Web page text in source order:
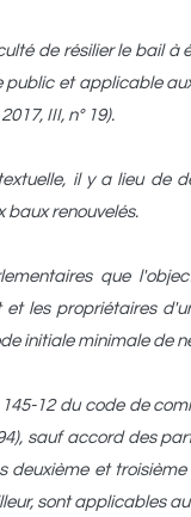
de résilier le bail
et applicable
III, n° 19).
il y a lieu de
baux renouvelés.
que
les propriétaires
initiale minimale de
145-12 du code de
sauf accord des
deuxième et
sont applicables